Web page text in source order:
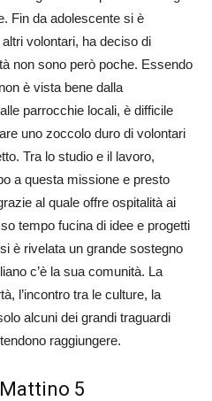
Fin da adolescente si è
volontari, ha deciso di
non sono però poche. Essendo
è vista bene dalla
parrocchie locali, è difficile
uno zoccolo duro di volontari
Tra lo studio e il lavoro,
a questa missione e presto
al quale offre ospitalità ai
tempo fucina di idee e progetti
è rivelata un grande sostegno
c’è la sua comunità. La
l’incontro tra le culture, la
alcuni dei grandi traguardi
raggiungere.
5